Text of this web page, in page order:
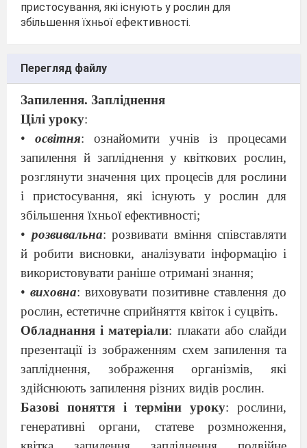
пристосування, які існують у рослин для
збільшення їхньої ефективності.
Перегляд файлу
Запилення. Запліднення
Цілі уроку:
• освітня: ознайомити учнів із процесами
запилення й запліднення у квіткових рослин,
розглянути значення цих процесів для рослини
і пристосування, які існують у рослин для
збільшення їхньої ефективності;
• розвивальна: розвивати вміння співставляти
й робити висновки, аналізувати інформацію і
використовувати раніше отримані знання;
• виховна: виховувати позитивне ставлення до
рослин, естетичне сприйняття квіток і суцвіть.
Обладнання і матеріали: плакати або слайди
презентації із зображенням схем запилення та
запліднення, зображення організмів, які
здійснюють запилення різних видів рослин.
Базові поняття і терміни уроку: рослини,
генеративні органи, статеве розмноження,